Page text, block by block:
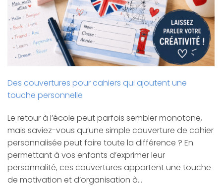
Des couvertures pour cahiers qui ajoutent une
touche personnelle
Le retour à l’école peut parfois sembler monotone,
mais saviez-vous qu’une simple couverture de cahier
personnalisée peut faire toute la différence ? En
permettant à vos enfants d’exprimer leur
personnalité, ces couvertures apportent une touche
de motivation et d’organisation à…